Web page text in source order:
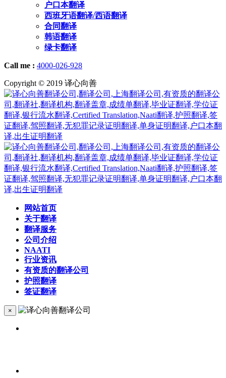
户口本翻译
西班牙语翻译/西语翻译
合同翻译
韩语翻译
绿卡翻译
Call me : 4000-026-928
Copyright © 2019 译心向善
网站首页
关于翻译
翻译服务
公司介绍
NAATI
行业资讯
有资质的翻译公司
护照翻译
签证翻译
×